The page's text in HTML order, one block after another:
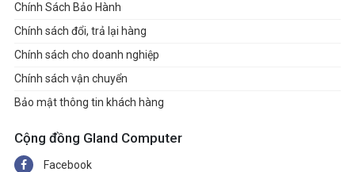
Chính Sách Bảo Hành
Chính sách đổi, trả lại hàng
Chính sách cho doanh nghiệp
Chính sách vận chuyển
Bảo mật thông tin khách hàng
Cộng đồng Gland Computer
Facebook